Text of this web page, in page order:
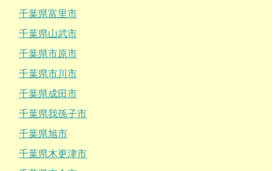
千葉県富里市
千葉県山武市
千葉県市原市
千葉県市川市
千葉県成田市
千葉県我孫子市
千葉県旭市
千葉県木更津市